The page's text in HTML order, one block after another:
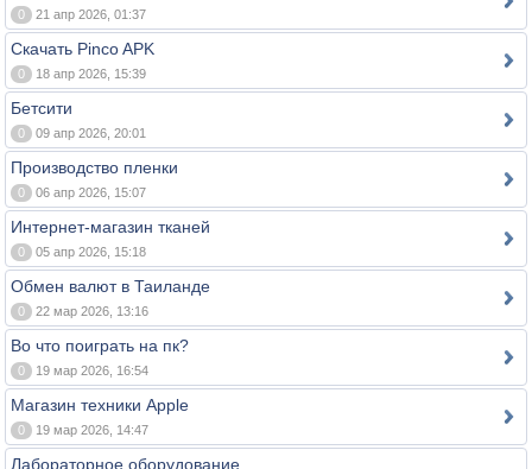
0 21 апр 2026, 01:37
Скачать Pinco APK
0 18 апр 2026, 15:39
Бетсити
0 09 апр 2026, 20:01
Производство пленки
0 06 апр 2026, 15:07
Интернет-магазин тканей
0 05 апр 2026, 15:18
Обмен валют в Таиланде
0 22 мар 2026, 13:16
Во что поиграть на пк?
0 19 мар 2026, 16:54
Магазин техники Apple
0 19 мар 2026, 14:47
Лабораторное оборудование